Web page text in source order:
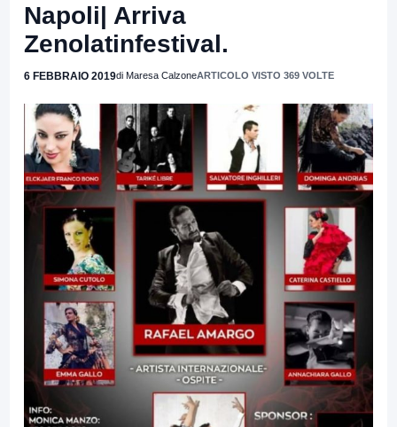
Napoli| Arriva
Zenolatinfestival.
6 FEBBRAIO 2019di Maresa CalzoneARTICOLO VISTO 369 VOLTE